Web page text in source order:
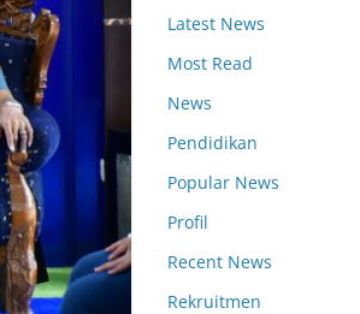
Latest News
Most Read
News
Pendidikan
Popular News
Profil
Recent News
Rekruitmen